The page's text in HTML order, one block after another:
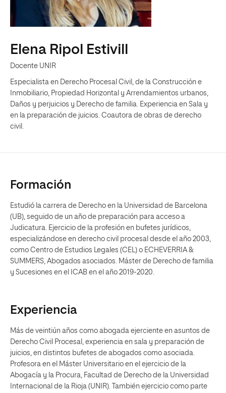
Elena Ripol Estivill
Docente UNIR
Especialista en Derecho Procesal Civil, de la Construcción e
Inmobiliario, Propiedad Horizontal y Arrendamientos urbanos,
Daños y perjuicios y Derecho de familia. Experiencia en Sala y
en la preparación de juicios. Coautora de obras de derecho
civil.
Formación
Estudió la carrera de Derecho en la Universidad de Barcelona
(UB), seguido de un año de preparación para acceso a
Judicatura. Ejercicio de la profesión en bufetes jurídicos,
especializándose en derecho civil procesal desde el año 2003,
como Centro de Estudios Legales (CEL) o ECHEVERRIA &
SUMMERS, Abogados asociados. Máster de Derecho de familia
y Sucesiones en el ICAB en el año 2019-2020.
Experiencia
Más de veintiún años como abogada ejerciente en asuntos de
Derecho Civil Procesal, experiencia en sala y preparación de
juicios, en distintos bufetes de abogados como asociada.
Profesora en el Máster Universitario en el ejercicio de la
Abogacía y la Procura, Facultad de Derecho de la Universidad
Internacional de la Rioja (UNIR). También ejercicio como parte